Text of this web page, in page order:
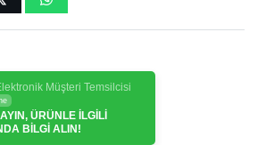
Müşteri Temsilcisi
ÜRÜNLE İLGİLİ
BİLGİ ALIN!